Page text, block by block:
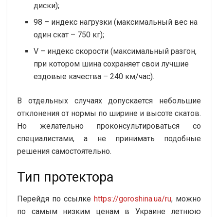
диски);
98 – индекс нагрузки (максимальный вес на
один скат – 750 кг);
V – индекс скорости (максимальный разгон,
при котором шина сохраняет свои лучшие
ездовые качества – 240 км/час).
В отдельных случаях допускается небольшие
отклонения от нормы по ширине и высоте скатов.
Но желательно проконсультироваться со
специалистами, а не принимать подобные
решения самостоятельно.
Тип протектора
Перейдя по ссылке https://goroshina.ua/ru, можно
по самым низким ценам в Украине летнюю